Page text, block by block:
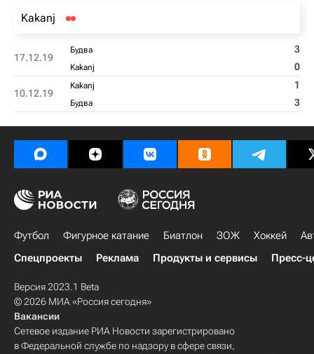
Kakanj
17.12.19
Будва 3
Kakanj 0
10.12.19
Kakanj 1
Будва 3
Футбол Фигурное катание Биатлон ЗОЖ Хоккей
Спецпроекты
Реклама Продукты и сервисы Пресс-
Версия 2023.1 Beta
© 2026 МИА «Россия сегодня»
Вакансии
Сетевое издание РИА Новости зарегистрировано
в Федеральной службе по надзору в сфере связи,